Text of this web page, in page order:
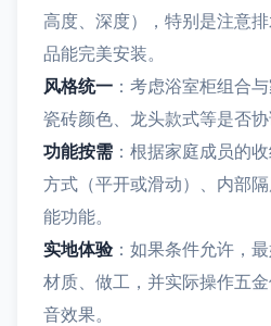
高度、深度），特别是注意
品能完美安装。
风格统一 ：考虑浴室柜组合
瓷砖颜色、龙头款式等是否协
功能按需 ：根据家庭成员的
方式（平开或滑动）、内部
能功能。
实地体验：如果条件允许，
材质、做工，并实际操作五
音效果。